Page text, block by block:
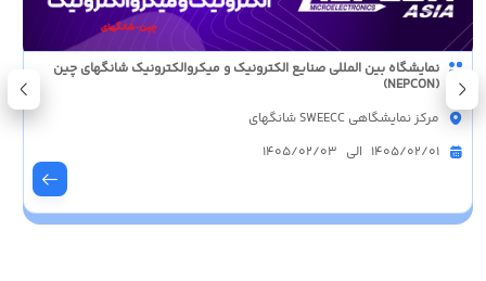
نمایشگاه بین المللی صنایع الکترونیک و میکروالکترونیک شانگهای چین
(NEPCON)
مرکز نمایشگاهی SWEECC شانگهای
1405/02/01 الی 1405/02/03